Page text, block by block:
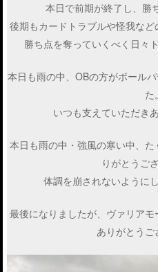
本日で前期が終了し、勝
後期もカードトラブルや怪我など
勝ち点を奪っていくべく日々
本日も雨の中、OBの方がボール
た。
いつも支えていただき
本日も雨の中・強風の寒い中、
りがとうご
体調を崩されないように
最後になりましたが、ヴァリア
ありがとうご